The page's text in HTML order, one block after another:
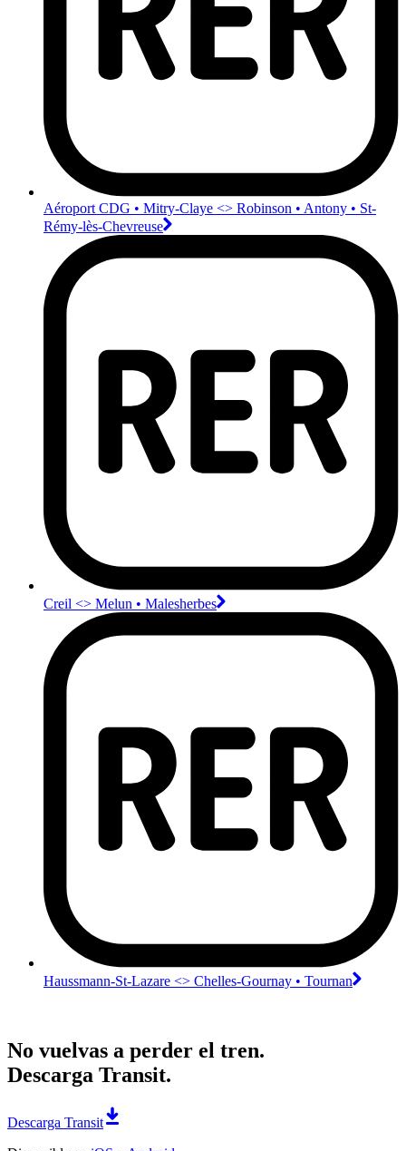
Aéroport CDG • Mitry-Claye <>︎ Robinson • Antony • St-
Rémy-lès-Chevreuse
Creil <>︎ Melun • Malesherbes
Haussmann-St-Lazare <>︎ Chelles-Gournay • Tournan
No vuelvas a perder el tren.
Descarga Transit.
Descarga Transit